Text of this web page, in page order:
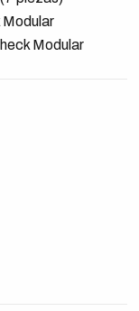
Modular